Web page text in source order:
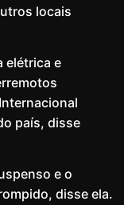
locais
elétrica e
país, disse
e o
disse ela.